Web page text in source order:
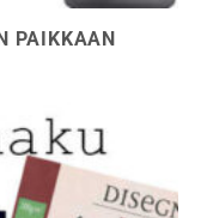
PAIKKAAN